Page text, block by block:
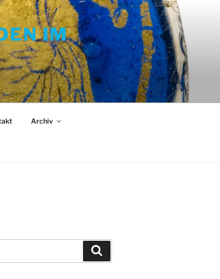
IM
Archiv